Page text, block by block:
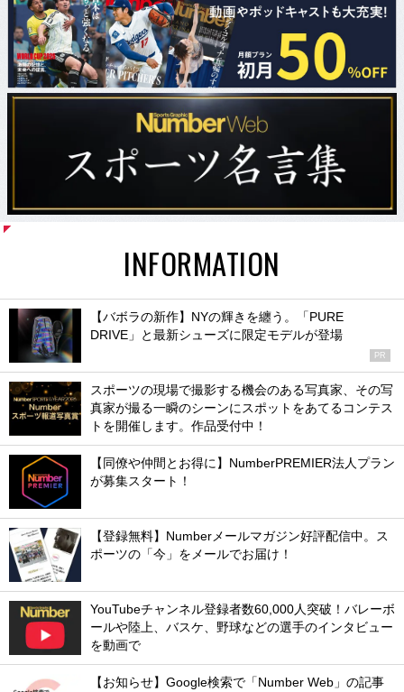
INFORMATION
【バボラの新作】NYの輝きを纏う。「PURE
DRIVE」と最新シューズに限定モデルが登場
PR
スポーツの現場で撮影する機会のある写真家、その写
真家が撮る一瞬のシーンにスポットをあてるコンテス
トを開催します。作品受付中！
【同僚や仲間とお得に】NumberPREMIER法人プラン
が募集スタート！
【登録無料】Numberメールマガジン好評配信中。ス
ポーツの「今」をメールでお届け！
YouTubeチャンネル登録者数60,000人突破！バレーボ
ールや陸上、バスケ、野球などの選手のインタビュー
を動画で
【お知らせ】Google検索で「Number Web」の記事